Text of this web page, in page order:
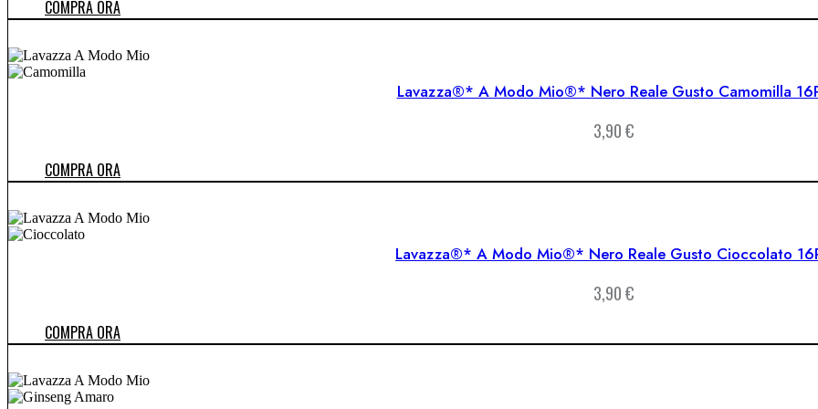
COMPRA ORA
Lavazza®* A Modo Mio®* Nero Reale Gusto Camomilla
3,90€
COMPRA ORA
Lavazza®* A Modo Mio®* Nero Reale Gusto Cioccolato
3,90€
COMPRA ORA